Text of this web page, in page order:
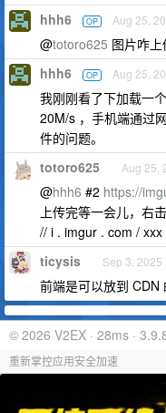
hhh6 OP Aug 25,
@totoro625 图片咋上
hhh6 OP Aug 25,
我刚刚看了下加载一
20M/s ，手机端通过
件的问题。
totoro625 Aug 25,
@hhh6 #2 https://
上传完等一会儿，右
// i . imgur . com /
ticysis Sep 3, 2025
前端是可以放到 CDN
© 2026 V2EX · 28ms ·
重新掌控应用安全加速